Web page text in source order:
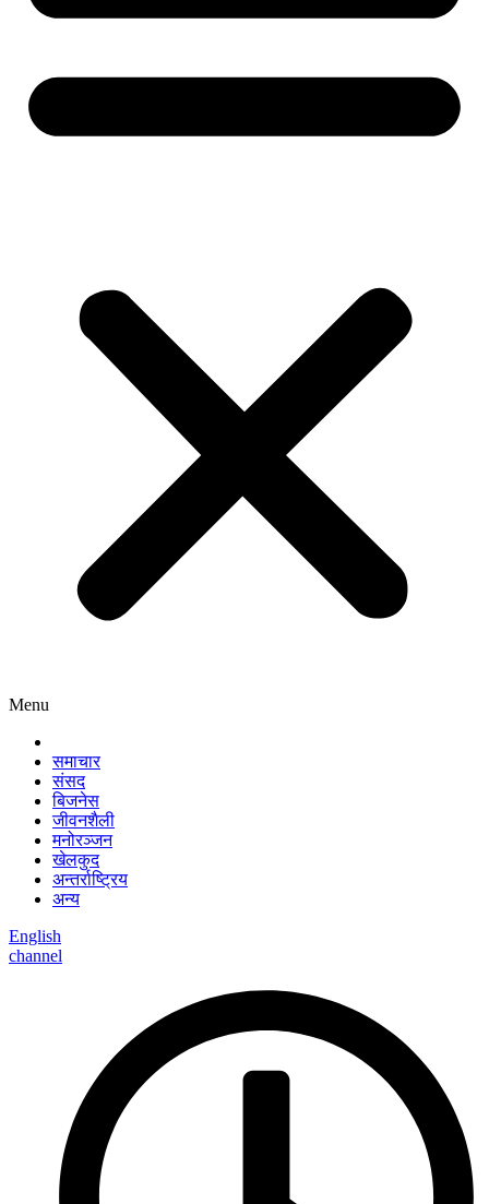
Menu
समाचार
संसद
बिजनेस
जीवनशैली
मनोरञ्जन
खेलकुद
अन्तर्राष्ट्रिय
अन्य
English
channel